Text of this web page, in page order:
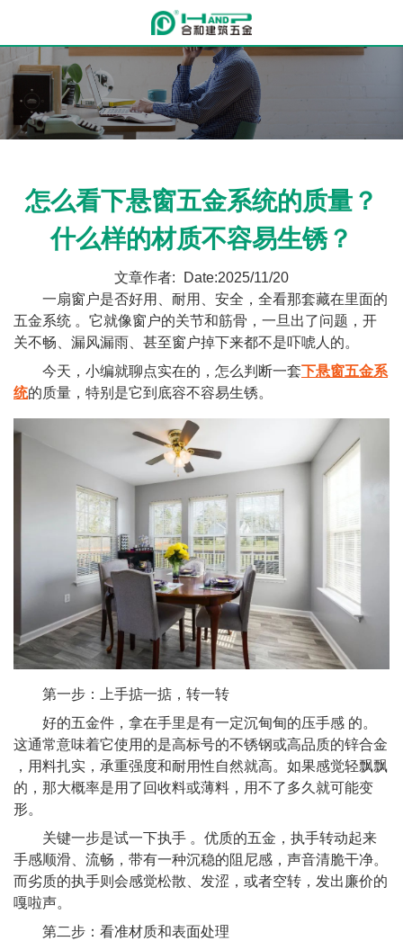
怎么看下悬窗五金系统的质量？
什么样的材质不容易生锈？
文章作者:
Date:2025/11/20
一扇窗户是否好用、耐用、安全，全看那套藏在里面的
五金系统 。它就像窗户的关节和筋骨，一旦出了问题，开
关不畅、漏风漏雨、甚至窗户掉下来都不是吓唬人的。
今天，小编就聊点实在的，怎么判断一套下悬窗五金系
统的质量，特别是它到底容不容易生锈。
第一步：上手掂一掂，转一转
好的五金件，拿在手里是有一定沉甸甸的压手感 的。
这通常意味着它使用的是高标号的不锈钢或高品质的锌合金
，用料扎实，承重强度和耐用性自然就高。如果感觉轻飘飘
的，那大概率是用了回收料或薄料，用不了多久就可能变
形。
关键一步是试一下执手 。优质的五金，执手转动起来
手感顺滑、流畅，带有一种沉稳的阻尼感，声音清脆干净。
而劣质的执手则会感觉松散、发涩，或者空转，发出廉价的
嘎啦声。
第二步：看准材质和表面处理